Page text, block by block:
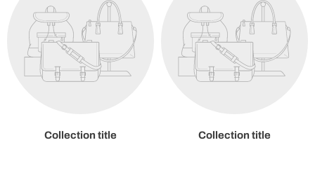
Collection title Collection title